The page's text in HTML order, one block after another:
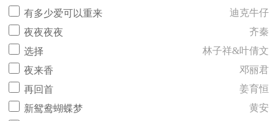
有多少爱可以重来
迪克牛仔
夜夜夜夜
齐秦
选择
林子祥&叶倩文
夜来香
邓丽君
再回首
姜育恒
新鸳鸯蝴蝶梦
黄安